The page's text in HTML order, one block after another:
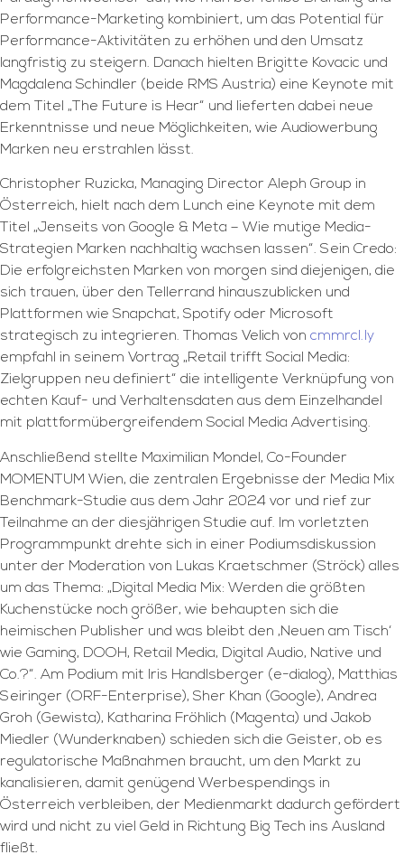
Performance-Marketing kombiniert, um das Potential für
Performance-Aktivitäten zu erhöhen und den Umsatz
langfristig zu steigern. Danach hielten Brigitte Kovacic und
Magdalena Schindler (beide RMS Austria) eine Keynote mit
dem Titel „The Future is Hear“ und lieferten dabei neue
Erkenntnisse und neue Möglichkeiten, wie Audiowerbung
Marken neu erstrahlen lässt.
Christopher Ruzicka, Managing Director Aleph Group in
Österreich, hielt nach dem Lunch eine Keynote mit dem
Titel „Jenseits von Google & Meta – Wie mutige Media-
Strategien Marken nachhaltig wachsen lassen“. Sein Credo:
Die erfolgreichsten Marken von morgen sind diejenigen, die
sich trauen, über den Tellerrand hinauszublicken und
Plattformen wie Snapchat, Spotify oder Microsoft
strategisch zu integrieren. Thomas Velich von cmmrcl.ly
empfahl in seinem Vortrag „Retail trifft Social Media:
Zielgruppen neu definiert“ die intelligente Verknüpfung von
echten Kauf- und Verhaltensdaten aus dem Einzelhandel
mit plattformübergreifendem Social Media Advertising.
Anschließend stellte Maximilian Mondel, Co-Founder
MOMENTUM Wien, die zentralen Ergebnisse der Media Mix
Benchmark-Studie aus dem Jahr 2024 vor und rief zur
Teilnahme an der diesjährigen Studie auf. Im vorletzten
Programmpunkt drehte sich in einer Podiumsdiskussion
unter der Moderation von Lukas Kraetschmer (Ströck) alles
um das Thema: „Digital Media Mix: Werden die größten
Kuchenstücke noch größer, wie behaupten sich die
heimischen Publisher und was bleibt den ,Neuen am Tisch‘
wie Gaming, DOOH, Retail Media, Digital Audio, Native und
Co.?“. Am Podium mit Iris Handlsberger (e-dialog), Matthias
Seiringer (ORF-Enterprise), Sher Khan (Google), Andrea
Groh (Gewista), Katharina Fröhlich (Magenta) und Jakob
Miedler (Wunderknaben) schieden sich die Geister, ob es
regulatorische Maßnahmen braucht, um den Markt zu
kanalisieren, damit genügend Werbespendings in
Österreich verbleiben, der Medienmarkt dadurch gefördert
wird und nicht zu viel Geld in Richtung Big Tech ins Ausland
fließt.